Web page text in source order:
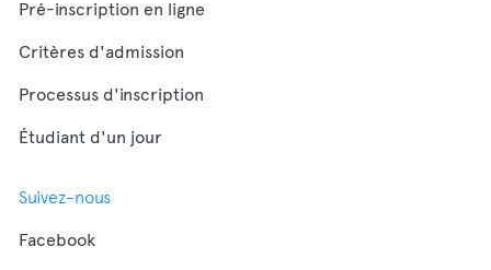
Pré-inscription en ligne
Critères d'admission
Processus d'inscription
Étudiant d'un jour
Suivez-nous
Facebook